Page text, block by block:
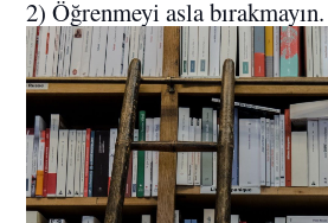
2) Öğrenmeyi asla bırakmayın.